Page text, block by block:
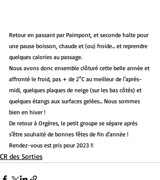
Retour en passant par Paimpont, et seconde halte pour
une pause boisson, chaude et (ou) froide... et reprendre
quelques calories au passage.
Nous avons donc ensemble clôturé cette belle année et
affronté le froid, pas + de 2°C au meilleur de l'après-
midi, quelques plaques de neige (sur les bas côtés) et
quelques étangs aux surfaces gelées... Nous sommes
bien en hiver !
De retour à Orgères, le petit groupe se sépare après
s'être souhaité de bonnes fêtes de fin d'année !
Rendez-vous est pris pour 2023 !!
CR des Sorties